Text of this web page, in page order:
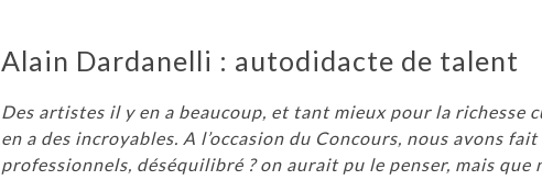
Alain Dardanelli : autodidacte de talent
Des artistes il y en a beaucoup, et tant mieux pour la richesse
en a des incroyables. A l’occasion du Concours, nous avons
professionnels, déséquilibré ? on aurait pu le penser, mais que